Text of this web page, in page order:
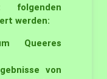
folgenden
werden:
Queeres
von